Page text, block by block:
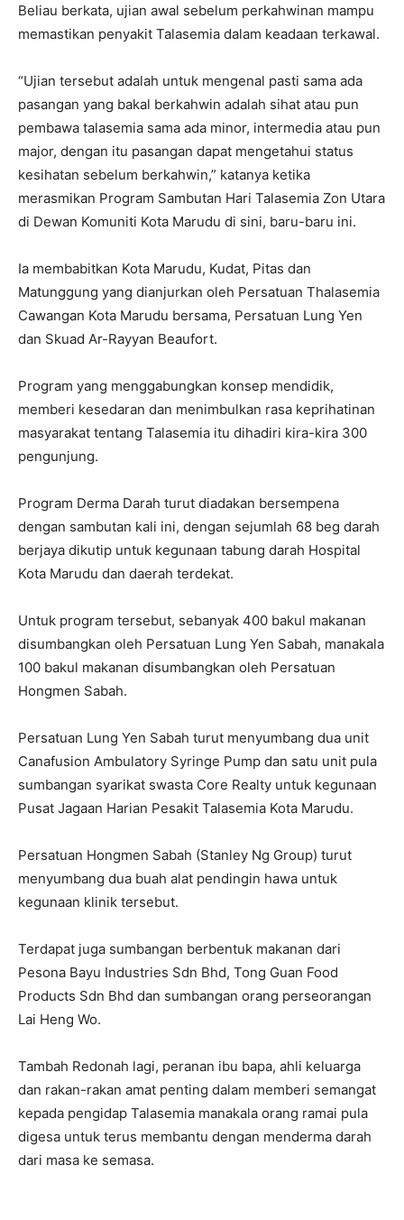
Beliau berkata, ujian awal sebelum perkahwinan mampu
memastikan penyakit Talasemia dalam keadaan terkawal.
“Ujian tersebut adalah untuk mengenal pasti sama ada
pasangan yang bakal berkahwin adalah sihat atau pun
pembawa talasemia sama ada minor, intermedia atau pun
major, dengan itu pasangan dapat mengetahui status
kesihatan sebelum berkahwin,” katanya ketika
merasmikan Program Sambutan Hari Talasemia Zon Utara
di Dewan Komuniti Kota Marudu di sini, baru-baru ini.
Ia membabitkan Kota Marudu, Kudat, Pitas dan
Matunggung yang dianjurkan oleh Persatuan Thalasemia
Cawangan Kota Marudu bersama, Persatuan Lung Yen
dan Skuad Ar-Rayyan Beaufort.
Program yang menggabungkan konsep mendidik,
memberi kesedaran dan menimbulkan rasa keprihatinan
masyarakat tentang Talasemia itu dihadiri kira-kira 300
pengunjung.
Program Derma Darah turut diadakan bersempena
dengan sambutan kali ini, dengan sejumlah 68 beg darah
berjaya dikutip untuk kegunaan tabung darah Hospital
Kota Marudu dan daerah terdekat.
Untuk program tersebut, sebanyak 400 bakul makanan
disumbangkan oleh Persatuan Lung Yen Sabah, manakala
100 bakul makanan disumbangkan oleh Persatuan
Hongmen Sabah.
Persatuan Lung Yen Sabah turut menyumbang dua unit
Canafusion Ambulatory Syringe Pump dan satu unit pula
sumbangan syarikat swasta Core Realty untuk kegunaan
Pusat Jagaan Harian Pesakit Talasemia Kota Marudu.
Persatuan Hongmen Sabah (Stanley Ng Group) turut
menyumbang dua buah alat pendingin hawa untuk
kegunaan klinik tersebut.
Terdapat juga sumbangan berbentuk makanan dari
Pesona Bayu Industries Sdn Bhd, Tong Guan Food
Products Sdn Bhd dan sumbangan orang perseorangan
Lai Heng Wo.
Tambah Redonah lagi, peranan ibu bapa, ahli keluarga
dan rakan-rakan amat penting dalam memberi semangat
kepada pengidap Talasemia manakala orang ramai pula
digesa untuk terus membantu dengan menderma darah
dari masa ke semasa.